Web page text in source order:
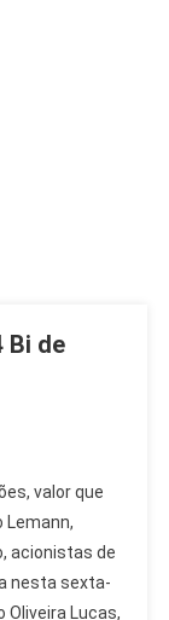
Bi de
valor que
Lemann,
acionistas de
nesta sexta-
Oliveira Lucas,